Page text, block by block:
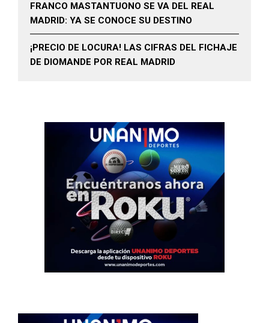
FRANCO MASTANTUONO SE VA DEL REAL
MADRID: YA SE CONOCE SU DESTINO
¡PRECIO DE LOCURA! LAS CIFRAS DEL FICHAJE
DE DIOMANDE POR REAL MADRID